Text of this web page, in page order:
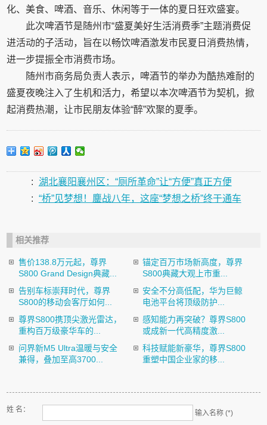
化、美食、啤酒、音乐、休闲等于一体的夏日狂欢盛宴。
此次啤酒节是随州市“盛夏美好生活消费季”主题消费促
进活动的子活动，旨在以畅饮啤酒激发市民夏日消费热情，
进一步提振全市消费市场。
随州市商务局负责人表示，啤酒节的举办为酷热难耐的
盛夏夜晚注入了生机和活力，希望以本次啤酒节为契机，掀
起消费热潮，让市民朋友体验“醉”欢聚的夏季。
: 湖北襄阳襄州区：“厕所革命”让“方便”真正方便
: “桥”见梦想！鏖战八年，这座“梦想之桥”终于通车
相关推荐
售价138.8万元起，尊界
S800 Grand Design典藏...
锚定百万市场新高度，尊界
S800典藏大观上市重...
告别车标崇拜时代，尊界
S800的移动会客厅如何...
安全不分高低配，华为巨鲸
电池平台将顶级防护...
尊界S800携顶尖激光雷达，
重构百万级豪华车的...
感知能力再突破？尊界S800
或成新一代高精度激...
问界新M5 Ultra温暖与安全
兼得，叠加至高3700...
科技赋能新豪华，尊界S800
重塑中国企业家的移...
姓 名： 输入名称 (*)